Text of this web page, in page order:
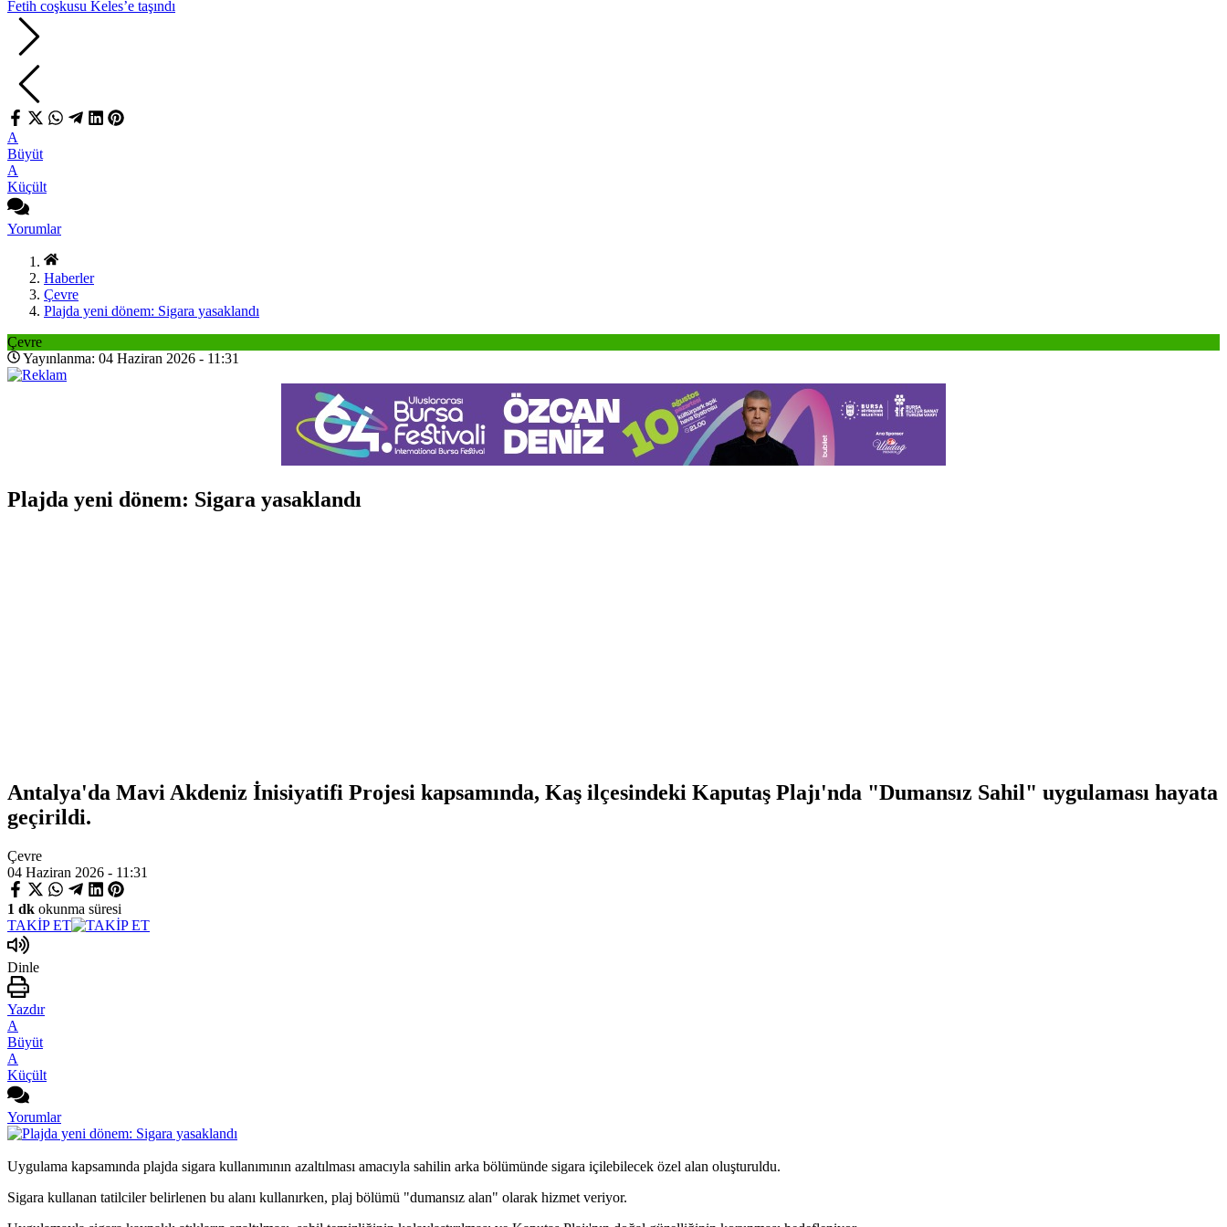
Fetih coşkusu Keles’e taşındı
A
Büyüt
A
Küçült
Yorumlar
Haberler
Çevre
Plajda yeni dönem: Sigara yasaklandı
Çevre
Yayınlanma: 04 Haziran 2026 - 11:31
Plajda yeni dönem: Sigara yasaklandı
Antalya'da Mavi Akdeniz İnisiyatifi Projesi kapsamında, Kaş ilçesindeki Kaputaş Plajı'nda "Dumansız Sahil" uygulaması hayata
geçirildi.
Çevre
04 Haziran 2026 - 11:31
1 dk okunma süresi
TAKİP ET
Dinle
Yazdır
A
Büyüt
A
Küçült
Yorumlar
Uygulama kapsamında plajda sigara kullanımının azaltılması amacıyla sahilin arka bölümünde sigara içilebilecek özel alan oluşturuldu.
Sigara kullanan tatilciler belirlenen bu alanı kullanırken, plaj bölümü "dumansız alan" olarak hizmet veriyor.